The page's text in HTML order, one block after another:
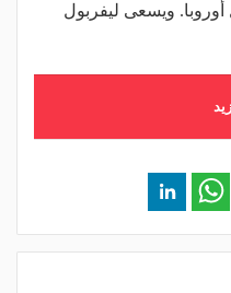
ويسعى ليفربول